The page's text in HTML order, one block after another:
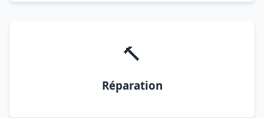
🔨
Réparation